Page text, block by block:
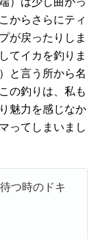
からさらにティ
が戻ったりしま
てイカを釣りま
と言う所から名
の釣りは、私も
魅力を感じなか
ってしまいまし
つ時のドキ